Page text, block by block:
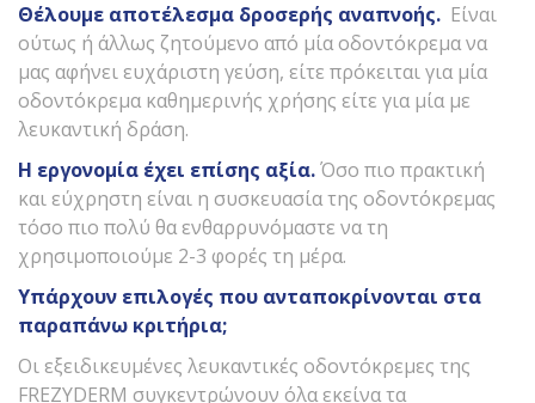
Θέλουμε αποτέλεσμα δροσερής αναπνοής. Είναι
ούτως ή άλλως ζητούμενο από μία οδοντόκρεμα να
μας αφήνει ευχάριστη γεύση, είτε πρόκειται για μία
οδοντόκρεμα καθημερινής χρήσης είτε για μία με
λευκαντική δράση.
Η εργονομία έχει επίσης αξία.Όσο πιο πρακτική
και εύχρηστη είναι η συσκευασία της οδοντόκρεμας
τόσο πιο πολύ θα ενθαρρυνόμαστε να τη
χρησιμοποιούμε 2-3 φορές τη μέρα.
Υπάρχουν επιλογές που ανταποκρίνονται στα
παραπάνω κριτήρια;
Οι εξειδικευμένες λευκαντικές οδοντόκρεμες της
FREZYDERM συγκεντρώνουν όλα εκείνα τα